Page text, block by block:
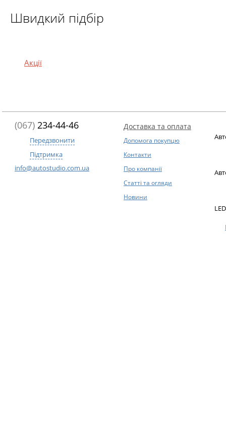
Швидкий підбір
Акції
(067) 234-44-46
Передзвонити
Підтримка
info@autostudio.com.ua
Доставка та оплата
Допомога покупцю
Контакти
Про компанії
Статті та огляди
Новини